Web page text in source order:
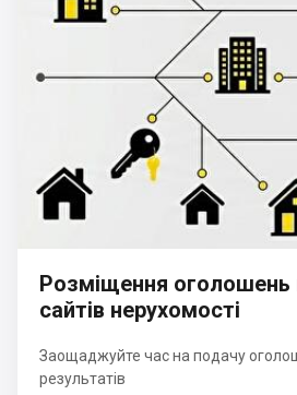
Розміщення
сайтів нерухомості
Заощаджуйте час на подачу
результатів